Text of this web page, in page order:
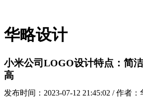
华略设计
小米公司LOGO设计特点：简
高
发布时间：2023-07-12 21:45:02 / 作者：